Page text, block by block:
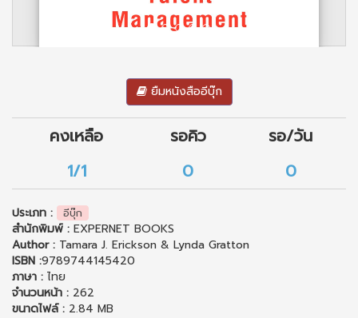
ยืมหนังสืออีบุ๊ก
คงเหลือ รอคิว
รอ/วัน
1/1
0 0
ประเภท : อีบุ๊ก
สำนักพิมพ์ : EXPERNET BOOKS
Author : Tamara J. Erickson & Lynda Gratton
ISBN :9789744145420
ภาษา : ไทย
จำนวนหน้า : 262
ขนาดไฟล์ : 2.84 MB